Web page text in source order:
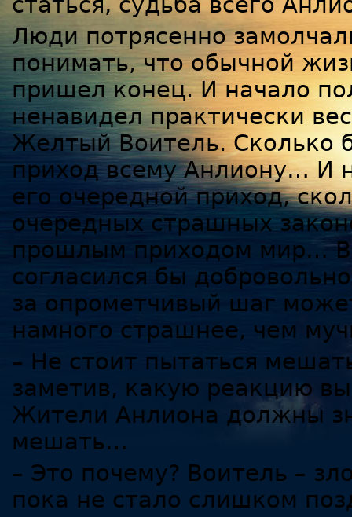
Люди потрясенно
понимать, что обычной
пришел конец. И начало
ненавидел практически
Желтый Воитель. Сколько
приход всему Анлиону… И
его очередной приход,
очередных страшных
прошлым приходом мир…
согласился бы
за опрометчивый шаг
намного страшнее, чем
– Не стоит пытаться
заметив, какую реакцию
Жители Анлиона должны
мешать…
– Это почему? Воитель –
пока не стало слишком